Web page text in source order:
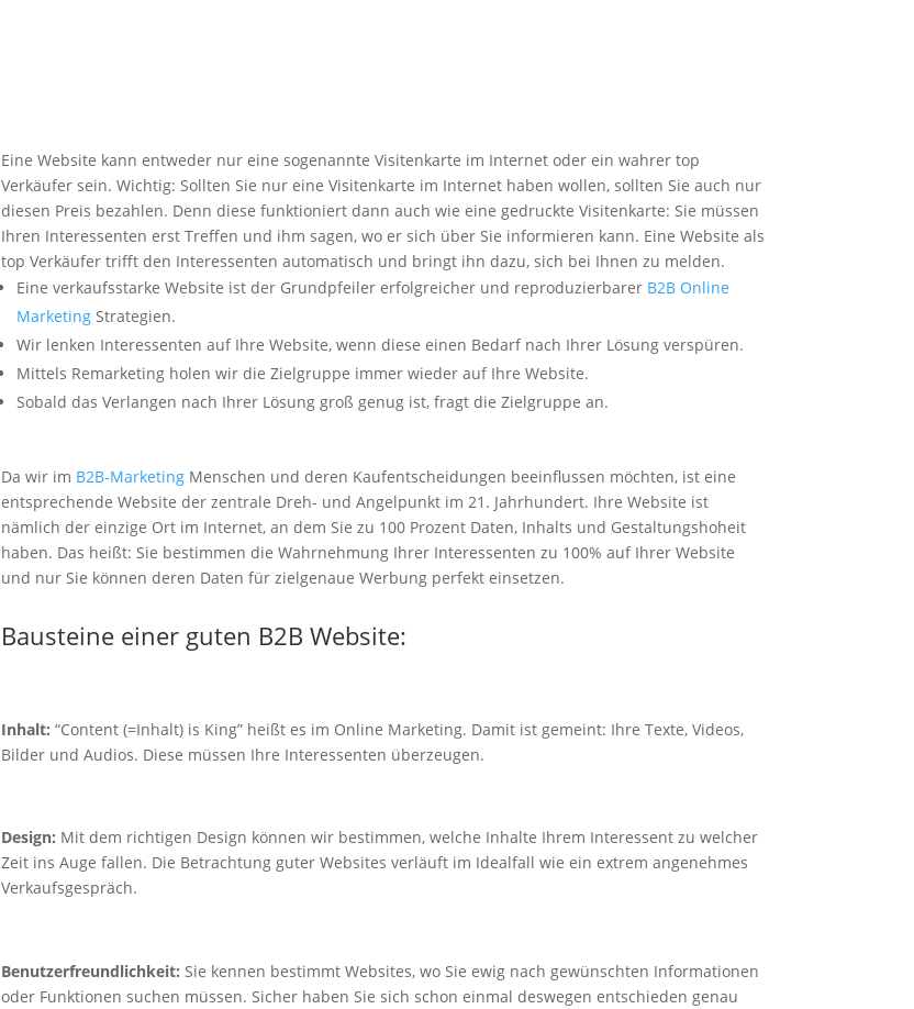
Eine Website kann entweder nur eine sogenannte Visitenkarte im Internet oder ein wahrer top
Verkäufer sein. Wichtig: Sollten Sie nur eine Visitenkarte im Internet haben wollen, sollten Sie auch nur
diesen Preis bezahlen. Denn diese funktioniert dann auch wie eine gedruckte Visitenkarte: Sie müssen
Ihren Interessenten erst Treffen und ihm sagen, wo er sich über Sie informieren kann. Eine Website als
top Verkäufer trifft den Interessenten automatisch und bringt ihn dazu, sich bei Ihnen zu melden.
Eine verkaufsstarke Website ist der Grundpfeiler erfolgreicher und reproduzierbarer B2B Online
MarketingStrategien.
Wir lenken Interessenten auf Ihre Website, wenn diese einen Bedarf nach Ihrer Lösung verspüren.
Mittels Remarketing holen wir die Zielgruppe immer wieder auf Ihre Website.
Sobald das Verlangen nach Ihrer Lösung groß genug ist, fragt die Zielgruppe an.
Da wir im B2B-MarketingMenschen und deren Kaufentscheidungen beeinflussen möchten, ist eine
entsprechende Website der zentrale Dreh- und Angelpunkt im 21. Jahrhundert. Ihre Website ist
nämlich der einzige Ort im Internet, an dem Sie zu 100 Prozent Daten, Inhalts und Gestaltungshoheit
haben. Das heißt: Sie bestimmen die Wahrnehmung Ihrer Interessenten zu 100% auf Ihrer Website
und nur Sie können deren Daten für zielgenaue Werbung perfekt einsetzen.
Bausteine einer guten B2B Website:
Inhalt: “Content (=Inhalt) is King” heißt es im Online Marketing. Damit ist gemeint: Ihre Texte, Videos,
Bilder und Audios. Diese müssen Ihre Interessenten überzeugen.
Design: Mit dem richtigen Design können wir bestimmen, welche Inhalte Ihrem Interessent zu welcher
Zeit ins Auge fallen. Die Betrachtung guter Websites verläuft im Idealfall wie ein extrem angenehmes
Verkaufsgespräch.
Benutzerfreundlichkeit: Sie kennen bestimmt Websites, wo Sie ewig nach gewünschten Informationen
oder Funktionen suchen müssen. Sicher haben Sie sich schon einmal deswegen entschieden genau